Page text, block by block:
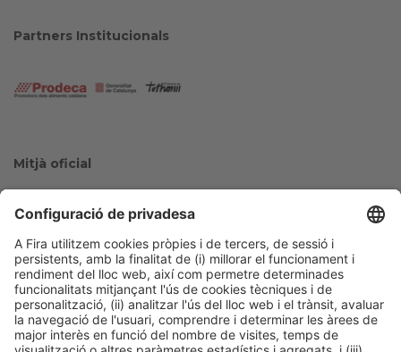
Partners Institucionals
Mitjà oficial
Col·laboradors